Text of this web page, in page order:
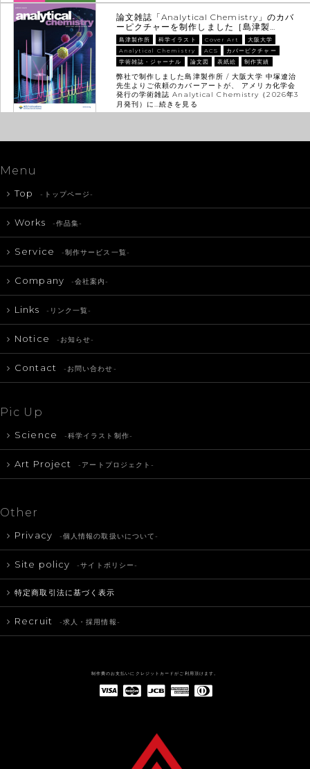
論文雑誌「Analytical Chemistry」のカバ
ーピクチャーを制作しました［島津製…
島津製作所 科学イラスト Cover Art
大阪大学
Analytical Chemistry
ACS
カバーピクチャー
学術雑誌・ジャーナル
論文図 表紙絵 制作実績
弊社で制作しました島津製作所 / 大阪大学 中塚遼治
先生よりご依頼のカバーアートが、 アメリカ化学会
発行の学術雑誌 Analytical Chemistry（2026年3
月発刊）に…続きを見る
Menu
Top -トップページ-
Works -作品集-
Service -制作サービス一覧-
Company -会社案内-
Links -リンク一覧-
Notice -お知らせ-
Contact -お問い合わせ-
Pic Up
Science -科学イラスト制作-
Art Project -アートプロジェクト-
Other
Privacy -個人情報の取扱いについて-
Site policy -サイトポリシー-
特定商取引法に基づく表示
Recruit -求人・採用情報-
制作費のお支払いにクレジットカードがご利用頂けます。